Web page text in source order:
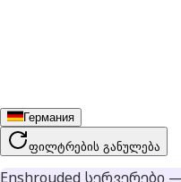
Германия
ფილტრების განულება
Enshrouded სერვერები